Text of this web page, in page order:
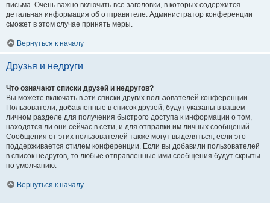
письма. Очень важно включить все заголовки, в которых содержится
детальная информация об отправителе. Администратор конференции
сможет в этом случае принять меры.
Вернуться к началу
Друзья и недруги
Что означают списки друзей и недругов?
Вы можете включать в эти списки других пользователей конференции.
Пользователи, добавленные в список друзей, будут указаны в вашем
личном разделе для получения быстрого доступа к информации о том,
находятся ли они сейчас в сети, и для отправки им личных сообщений.
Сообщения от этих пользователей также могут выделяться, если это
поддерживается стилем конференции. Если вы добавили пользователей
в список недругов, то любые отправленные ими сообщения будут скрыты
по умолчанию.
Вернуться к началу